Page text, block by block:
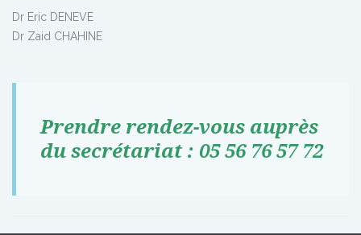
Dr Eric DENEVE
Dr Zaid CHAHINE
Prendre rendez-vous auprès
du secrétariat : 05 56 76 57 72